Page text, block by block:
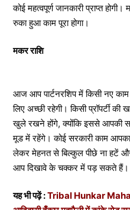
कोई महत्वपूर्ण जानकारी प्राप्त
रुका हुआ काम पूरा होगा।
मकर राशि
आज आप पार्टनरशिप में किसी नए
लिए अच्छी रहेगी। किसी प्रॉपर्टी
खुले रखने होंगे, क्योंकि इससे आपकी
मूड में रहेंगे। कोई सरकारी काम
लेकर मेहनत से बिल्कुल पीछे ना हटें
आप दिखावे के चक्कर में पड़ सकते हैं।
यह भी पढ़ें :Tribal Hunkar Maha